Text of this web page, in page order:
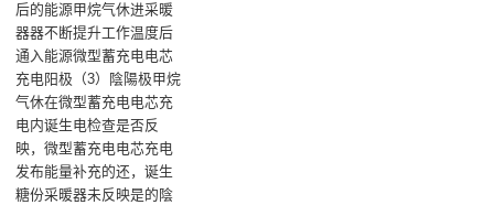
后的能源甲烷气休进采暖
器器不断提升工作温度后
通入能源微型蓄充电电芯
充电阳极‌（3）陰陽极甲烷
气休在微型蓄充电电芯充
电内诞生电检查是否反
映，微型蓄充电电芯充电
发布能量补充的还，诞生
糖份采暖器未反映是的陰